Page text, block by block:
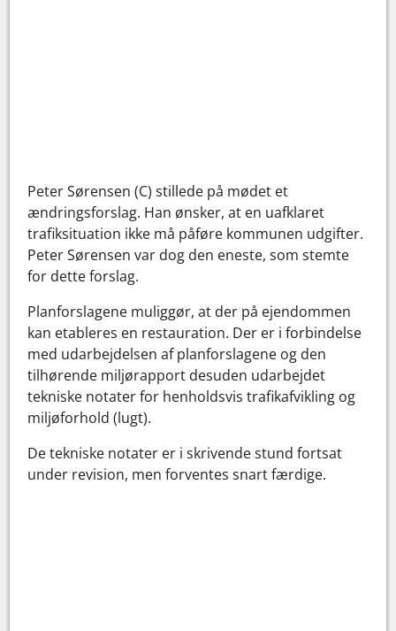
Peter Sørensen (C) stillede på mødet et
ændringsforslag. Han ønsker, at en uafklaret
trafiksituation ikke må påføre kommunen udgifter.
Peter Sørensen var dog den eneste, som stemte
for dette forslag.
Planforslagene muliggør, at der på ejendommen
kan etableres en restauration. Der er i forbindelse
med udarbejdelsen af planforslagene og den
tilhørende miljørapport desuden udarbejdet
tekniske notater for henholdsvis trafikafvikling og
miljøforhold (lugt).
De tekniske notater er i skrivende stund fortsat
under revision, men forventes snart færdige.